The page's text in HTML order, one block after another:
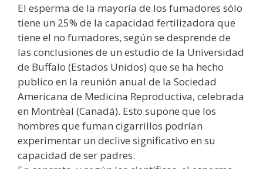
El esperma de la mayoría de los fumadores sólo
tiene un 25% de la capacidad fertilizadora que
tiene el no fumadores, según se desprende de
las conclusiones de un estudio de la Universidad
de Buffalo (Estados Unidos) que se ha hecho
publico en la reunión anual de la Sociedad
Americana de Medicina Reproductiva, celebrada
en Montrèal (Canadá). Esto supone que los
hombres que fuman cigarrillos podrían
experimentar un declive significativo en su
capacidad de ser padres.